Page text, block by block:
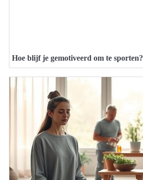
Hoe blijf je gemotiveerd om te sporten?